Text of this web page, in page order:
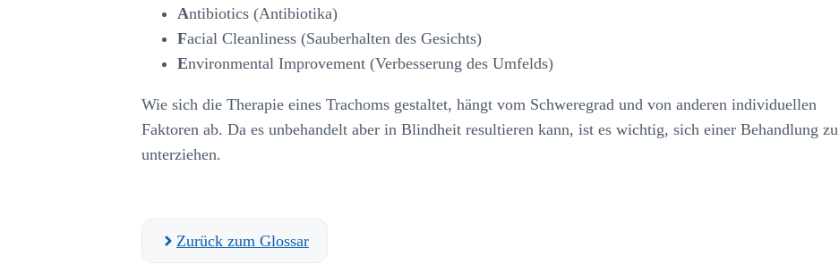
Antibiotics (Antibiotika)
Facial Cleanliness (Sauberhalten des Gesichts)
Environmental Improvement (Verbesserung des Umfelds)
Wie sich die Therapie eines Trachoms gestaltet, hängt vom Schweregrad und von anderen individuellen
Faktoren ab. Da es unbehandelt aber in Blindheit resultieren kann, ist es wichtig, sich einer Behandlung zu
unterziehen.
Zurück zum Glossar